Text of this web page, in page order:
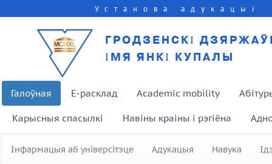
Установа адукацыі
ГРОДЗЕНСКІ
ІМЯ ЯНКІ КУПАЛЫ
Галоўная E-расклад Academic mobility
Карысныя спасылкі Навіны краіны і рэгіёна
Інфармацыя аб універсітэце Адукацыя Навука